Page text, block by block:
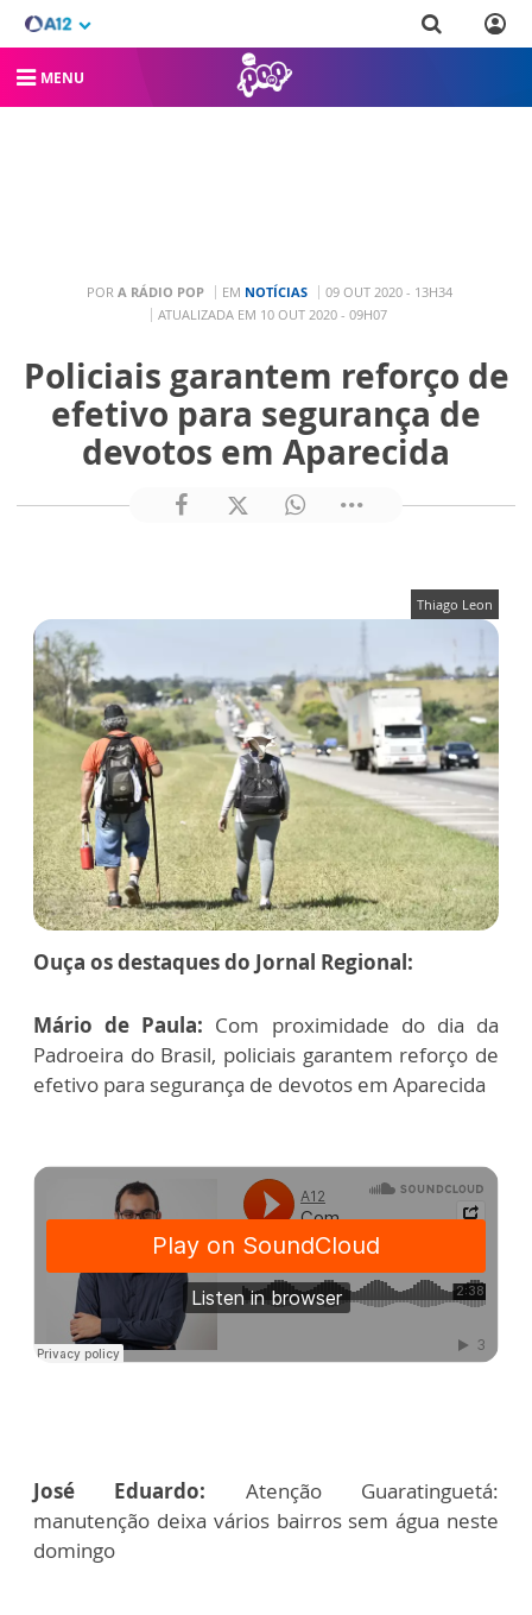
MENU
POR A RÁDIO POP EM NOTÍCIAS
09 OUT 2020 - 13H34
ATUALIZADA EM 10 OUT 2020 - 09H07
Policiais garantem reforço de
efetivo para segurança de
devotos em Aparecida
Thiago Leon
Ouça os destaques do Jornal Regional:
Mário de Paula: Com proximidade do dia da
Padroeira do Brasil, policiais garantem reforço de
efetivo para segurança de devotos em Aparecida
José Eduardo: Atenção Guaratinguetá:
manutenção deixa vários bairros sem água neste
domingo